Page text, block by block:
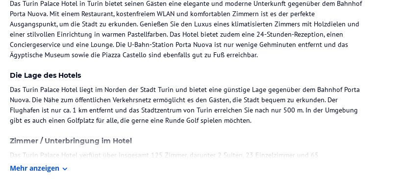
Das Turin Palace Hotel in Turin bietet seinen Gästen eine elegante und moderne Unterkunft gegenüber dem Bahnhof
Porta Nuova. Mit einem Restaurant, kostenfreiem WLAN und komfortablen Zimmern ist es der perfekte
Ausgangspunkt, um die Stadt zu erkunden. Genießen Sie den Luxus eines klimatisierten Zimmers mit Holzdielen und
einer stilvollen Einrichtung in warmen Pastellfarben. Das Hotel bietet zudem eine 24-Stunden-Rezeption, einen
Conciergeservice und eine Lounge. Die U-Bahn-Station Porta Nuova ist nur wenige Gehminuten entfernt und das
Ägyptische Museum sowie die Piazza Castello sind ebenfalls gut zu Fuß erreichbar.
Die Lage des Hotels
Das Turin Palace Hotel liegt im Norden der Stadt Turin und bietet eine günstige Lage gegenüber dem Bahnhof Porta
Nuova. Die Nähe zum öffentlichen Verkehrsnetz ermöglicht es den Gästen, die Stadt bequem zu erkunden. Der
Flughafen ist nur ca. 1 km entfernt und das Stadtzentrum von Turin erreichen Sie nach nur 500 m. In der Umgebung
gibt es auch einen Golfplatz für alle, die gerne eine Runde Golf spielen möchten.
Zimmer / Unterbringung im Hotel
Das Turin Palace Hotel verfügt über insgesamt 125 Zimmer, darunter 2 Suiten, 23 Einzelzimmer und 65
Doppelzimmer. Die Zimmer sind über einen Aufzug erreichbar und verteilen sich auf 5 Etagen. Das mehrsprachige
Mehr anzeigen